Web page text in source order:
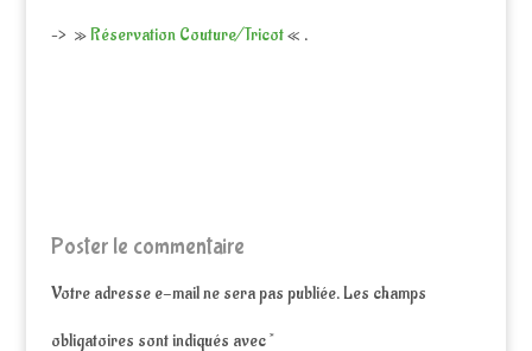
–> »Réservation Couture/Tricot« .
Poster le commentaire
Votre adresse e-mail ne sera pas publiée.Les champs
obligatoires sont indiqués avec*